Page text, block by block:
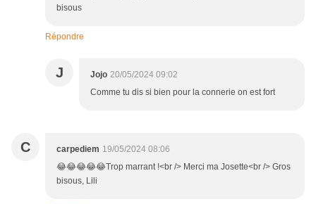
bisous
Répondre
J Jojo 20/05/2024 09:02
Comme tu dis si bien pour la connerie on est fort
C carpediem 19/05/2024 08:06
😂😂😂😂😂Trop marrant !<br /> Merci ma Josette<br /> Gros
bisous, Lili